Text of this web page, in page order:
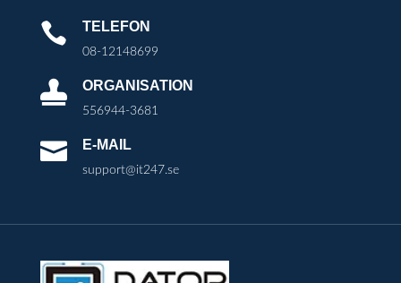
 TELEFON
08-12148699
 ORGANISATION
556944-3681
 E-MAIL
support@it247.se